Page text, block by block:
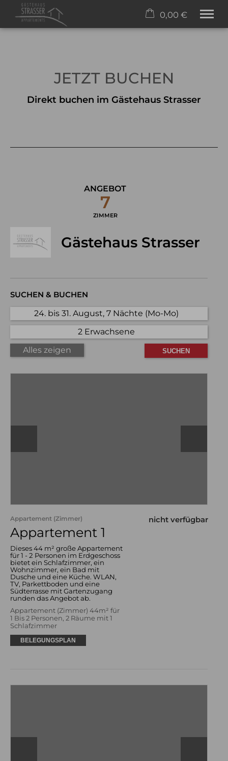
Buchen
0,00 €
JETZT BUCHEN
Direkt buchen im Gästehaus Strasser
Gästehaus Strasser
ANGEBOT
7
ZIMMER
SUCHEN & BUCHEN
24. bis 31. August, 7 Nächte (Mo-Mo)
2 Erwachsene
Alles zeigen
Appartement (Zimmer)
Appartement 1
Dieses 44 m² große Appartement
für 1 - 2 Personen im Erdgeschoss
bietet ein Schlafzimmer, ein
Wohnzimmer, ein Bad mit
Dusche und eine Küche. WLAN,
TV, Parkettboden und eine
Südterrasse mit Gartenzugang
runden das Angebot ab.
Appartement (Zimmer) 44m² für
1 Bis 2 Personen, 2 Räume mit 1
Schlafzimmer
nicht verfügbar
BELEGUNGSPLAN